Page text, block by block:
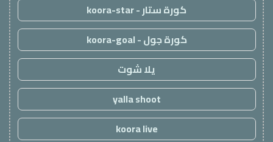
كورة ستار - koora-star
كورة جول - koora-goal
يلا شوت
yalla shoot
koora live